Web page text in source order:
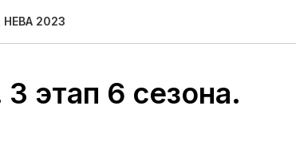
2023
6 сезона.